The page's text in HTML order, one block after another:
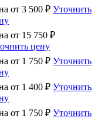
от 3 500 ₽ Уточнить
от 15 750 ₽
цену
от 1 750 ₽ Уточнить
от 1 400 ₽ Уточнить
от 1 750 ₽ Уточнить